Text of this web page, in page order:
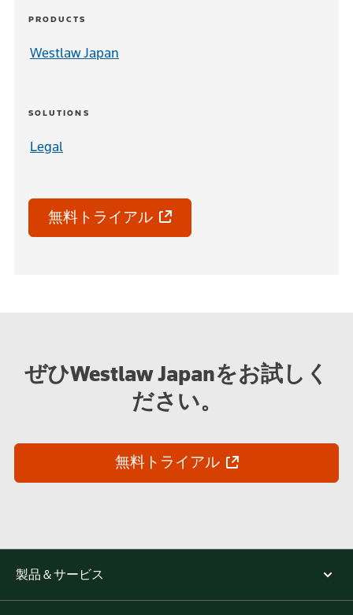
PRODUCTS
Westlaw Japan
SOLUTIONS
Legal
無料トライアル
ぜひWestlaw Japanをお試しく
ださい。
無料トライアル
製品＆サービス